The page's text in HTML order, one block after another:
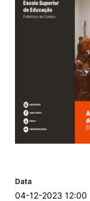
Data
04-12-2023 12:00